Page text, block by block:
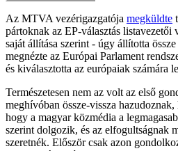
Az MTVA vezérigazgatója megküldte
pártoknak az EP-választás listavezetői
saját állítása szerint - úgy állította
megnézte az Európai Parlament
és kiválasztotta az európaiak számára
Természetesen nem az volt az első
meghívóban össze-vissza
hogy a magyar közmédia a
szerint dolgozik, és az elfogultságnak
szeretnék. Először csak azon